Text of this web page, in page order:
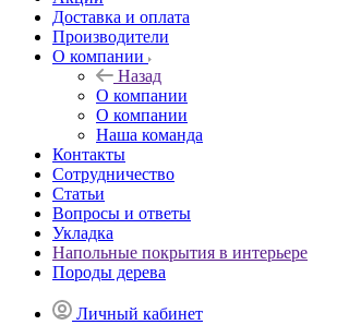
Доставка и оплата
Производители
О компании
Назад
О компании
О компании
Наша команда
Контакты
Сотрудничество
Статьи
Вопросы и ответы
Укладка
Напольные покрытия в интерьере
Породы дерева
Личный кабинет